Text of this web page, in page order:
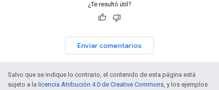
¿Te resultó útil?
Enviar comentarios
Salvo que se indique lo contrario, el contenido de esta página está
sujeto a la licencia Atribución 4.0 de Creative Commons, y los ejemplos